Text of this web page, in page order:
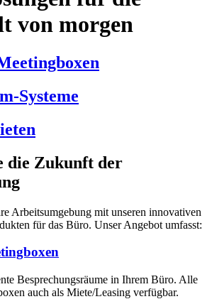
von morgen
Systeme
die Zukunft der
Arbeitsumgebung mit unseren innovativen
für das Büro. Unser Angebot umfasst:
Besprechungsräume in Ihrem Büro. Alle
auch als Miete/Leasing verfügbar.